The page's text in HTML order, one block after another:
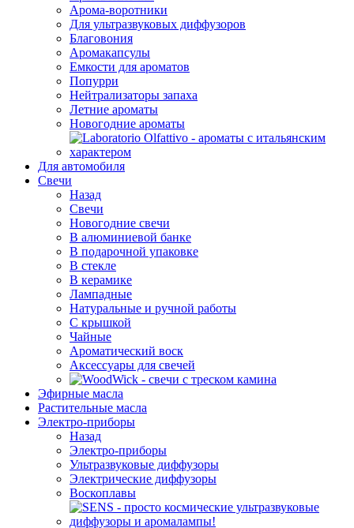
Арома-воротники
Для ультразвуковых диффузоров
Благовония
Аромакапсулы
Емкости для ароматов
Попурри
Нейтрализаторы запаха
Летние ароматы
Новогодние ароматы
Для автомобиля
Свечи
Назад
Свечи
Новогодние свечи
В алюминиевой банке
В подарочной упаковке
В стекле
В керамике
Лампадные
Натуральные и ручной работы
С крышкой
Чайные
Ароматический воск
Аксессуары для свечей
Эфирные масла
Растительные масла
Электро-приборы
Назад
Электро-приборы
Ультразвуковые диффузоры
Электрические диффузоры
Воскоплавы